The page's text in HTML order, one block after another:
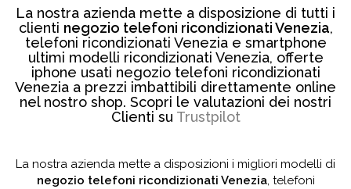
La nostra azienda mette a disposizione di tutti i
clienti negozio telefoni ricondizionati Venezia,
telefoni ricondizionati Venezia e smartphone
ultimi modelli ricondizionati Venezia, offerte
iphone usati negozio telefoni ricondizionati
Venezia a prezzi imbattibili direttamente online
nel nostro shop. Scopri le valutazioni dei nostri
Clienti su Trustpilot
La nostra azienda mette a disposizioni i migliori modelli di
negozio telefoni ricondizionati Venezia, telefoni